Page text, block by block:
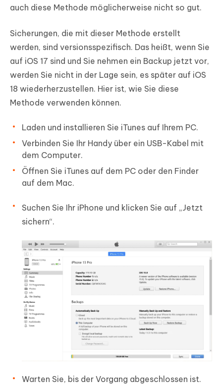
auch diese Methode möglicherweise nicht so gut.
Sicherungen, die mit dieser Methode erstellt
werden, sind versionsspezifisch. Das heißt, wenn Sie
auf iOS 17 sind und Sie nehmen ein Backup jetzt vor,
werden Sie nicht in der Lage sein, es später auf iOS
18 wiederherzustellen. Hier ist, wie Sie diese
Methode verwenden können.
Laden und installieren Sie iTunes auf Ihrem PC.
Verbinden Sie Ihr Handy über ein USB-Kabel mit
dem Computer.
Öffnen Sie iTunes auf dem PC oder den Finder
auf dem Mac.
Suchen Sie Ihr iPhone und klicken Sie auf „Jetzt
sichern“.
Warten Sie, bis der Vorgang abgeschlossen ist.